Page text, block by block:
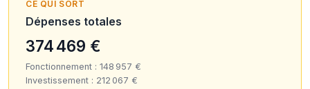
CE QUI SORT
Dépenses totales
374 469 €
Fonctionnement : 148 957 €
Investissement : 212 067 €